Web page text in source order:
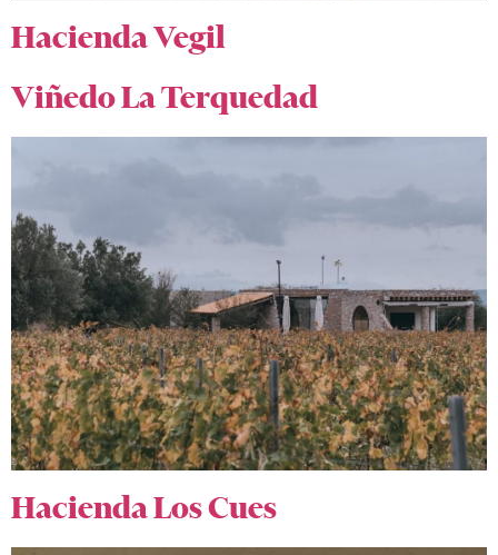
Hacienda Vegil
Viñedo La Terquedad
Hacienda Los Cues